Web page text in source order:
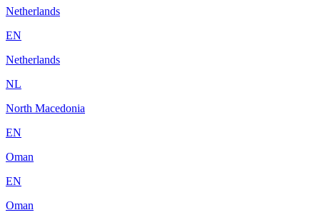
Netherlands
EN
Netherlands
NL
North Macedonia
EN
Oman
EN
Oman